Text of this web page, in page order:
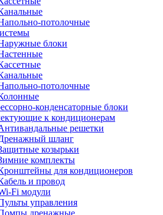
потолочные
блоки
потолочные
конденсаторные блоки
к кондиционерам
решетки
шланг
козырьки
комплекты
для кондиционеров
и провод
Fi модули
управления
дренажные